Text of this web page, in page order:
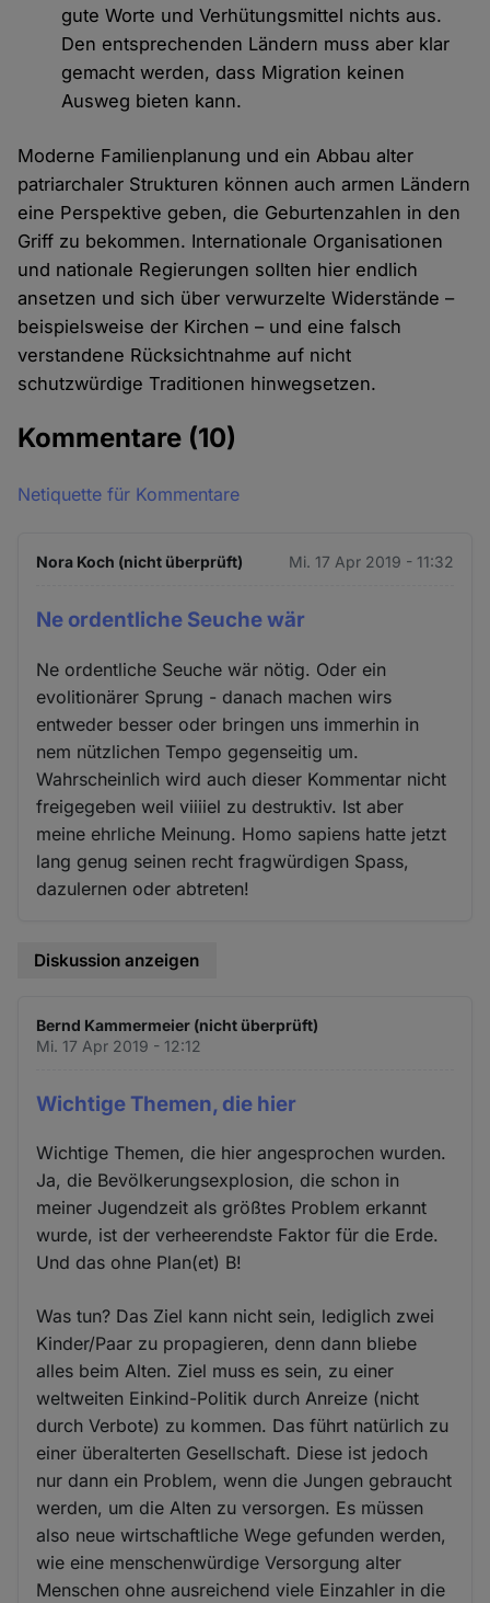
gute Worte und Verhütungsmittel nichts aus.
Den entsprechenden Ländern muss aber klar
gemacht werden, dass Migration keinen
Ausweg bieten kann.
Moderne Familienplanung und ein Abbau alter
patriarchaler Strukturen können auch armen Ländern
eine Perspektive geben, die Geburtenzahlen in den
Griff zu bekommen. Internationale Organisationen
und nationale Regierungen sollten hier endlich
ansetzen und sich über verwurzelte Widerstände –
beispielsweise der Kirchen – und eine falsch
verstandene Rücksichtnahme auf nicht
schutzwürdige Traditionen hinwegsetzen.
Kommentare (10)
Netiquette für Kommentare
Nora Koch (nicht überprüft) Mi. 17 Apr 2019 - 11:32
Ne ordentliche Seuche wär
Ne ordentliche Seuche wär nötig. Oder ein
evolitionärer Sprung - danach machen wirs
entweder besser oder bringen uns immerhin in
nem nützlichen Tempo gegenseitig um.
Wahrscheinlich wird auch dieser Kommentar nicht
freigegeben weil viiiiel zu destruktiv. Ist aber
meine ehrliche Meinung. Homo sapiens hatte jetzt
lang genug seinen recht fragwürdigen Spass,
dazulernen oder abtreten!
Diskussion anzeigen
Bernd Kammermeier (nicht überprüft)
Mi. 17 Apr 2019 - 12:12
Wichtige Themen, die hier
Wichtige Themen, die hier angesprochen wurden.
Ja, die Bevölkerungsexplosion, die schon in
meiner Jugendzeit als größtes Problem erkannt
wurde, ist der verheerendste Faktor für die Erde.
Und das ohne Plan(et) B!
Was tun? Das Ziel kann nicht sein, lediglich zwei
Kinder/Paar zu propagieren, denn dann bliebe
alles beim Alten. Ziel muss es sein, zu einer
weltweiten Einkind-Politik durch Anreize (nicht
durch Verbote) zu kommen. Das führt natürlich zu
einer überalterten Gesellschaft. Diese ist jedoch
nur dann ein Problem, wenn die Jungen gebraucht
werden, um die Alten zu versorgen. Es müssen
also neue wirtschaftliche Wege gefunden werden,
wie eine menschenwürdige Versorgung alter
Menschen ohne ausreichend viele Einzahler in die